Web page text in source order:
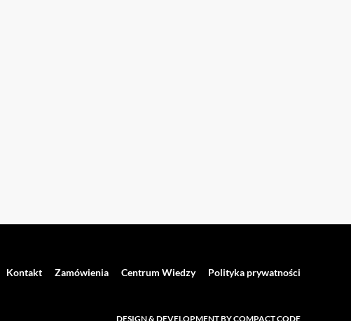
Kontakt Zamówienia Centrum Wiedzy Polityka prywatności
DESIGN & DEVELOPMENT BY COMPACT CODE